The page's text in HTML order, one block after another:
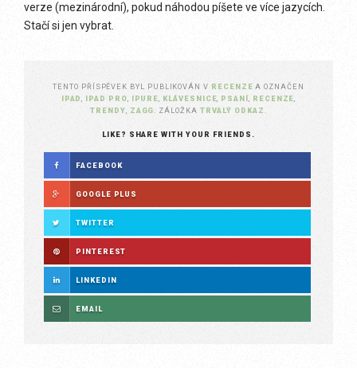
verze (mezinárodní), pokud náhodou píšete ve více jazycích.
Stačí si jen vybrat.
TENTO PŘÍSPĚVEK BYL PUBLIKOVÁN V RECENZE A OZNAČEN
IPAD
IPAD PRO IPURE KLÁVESNICE PSANÍ RECENZE
TRENDY
ZAGG . ZÁLOŽKA TRVALÝ ODKAZ
LIKE? SHARE WITH YOUR FRIENDS.
FACEBOOK
GOOGLE PLUS
TWITTER
PINTEREST
LINKEDIN
EMAIL